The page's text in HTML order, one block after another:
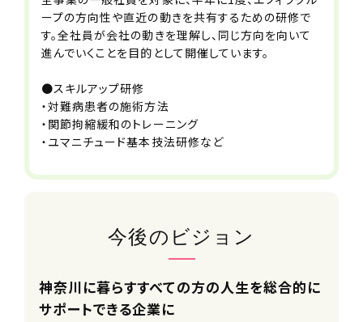
生年金）
■健康診断
■インフルエンザ予防接種補助制度
＜受動喫煙対策＞
全社全面禁煙
加入保険
社会保険完備（雇用・労災・健康・厚生
受動喫煙防止措置事項
試用期間
ープの方向性や直近の動きを共有するための研修で
す。全社員が会社の動きを理解し、同じ方向を向いて
進んでいくことを目的として開催しています。
●スキルアップ研修
・対難病患者の施術方法
・関節拘縮緩和のトレーニング
・ユマニチュード基本技法研修など
今後のビジョン
神奈川に暮らすすべての方の人生を総合的に
サポートできる企業に